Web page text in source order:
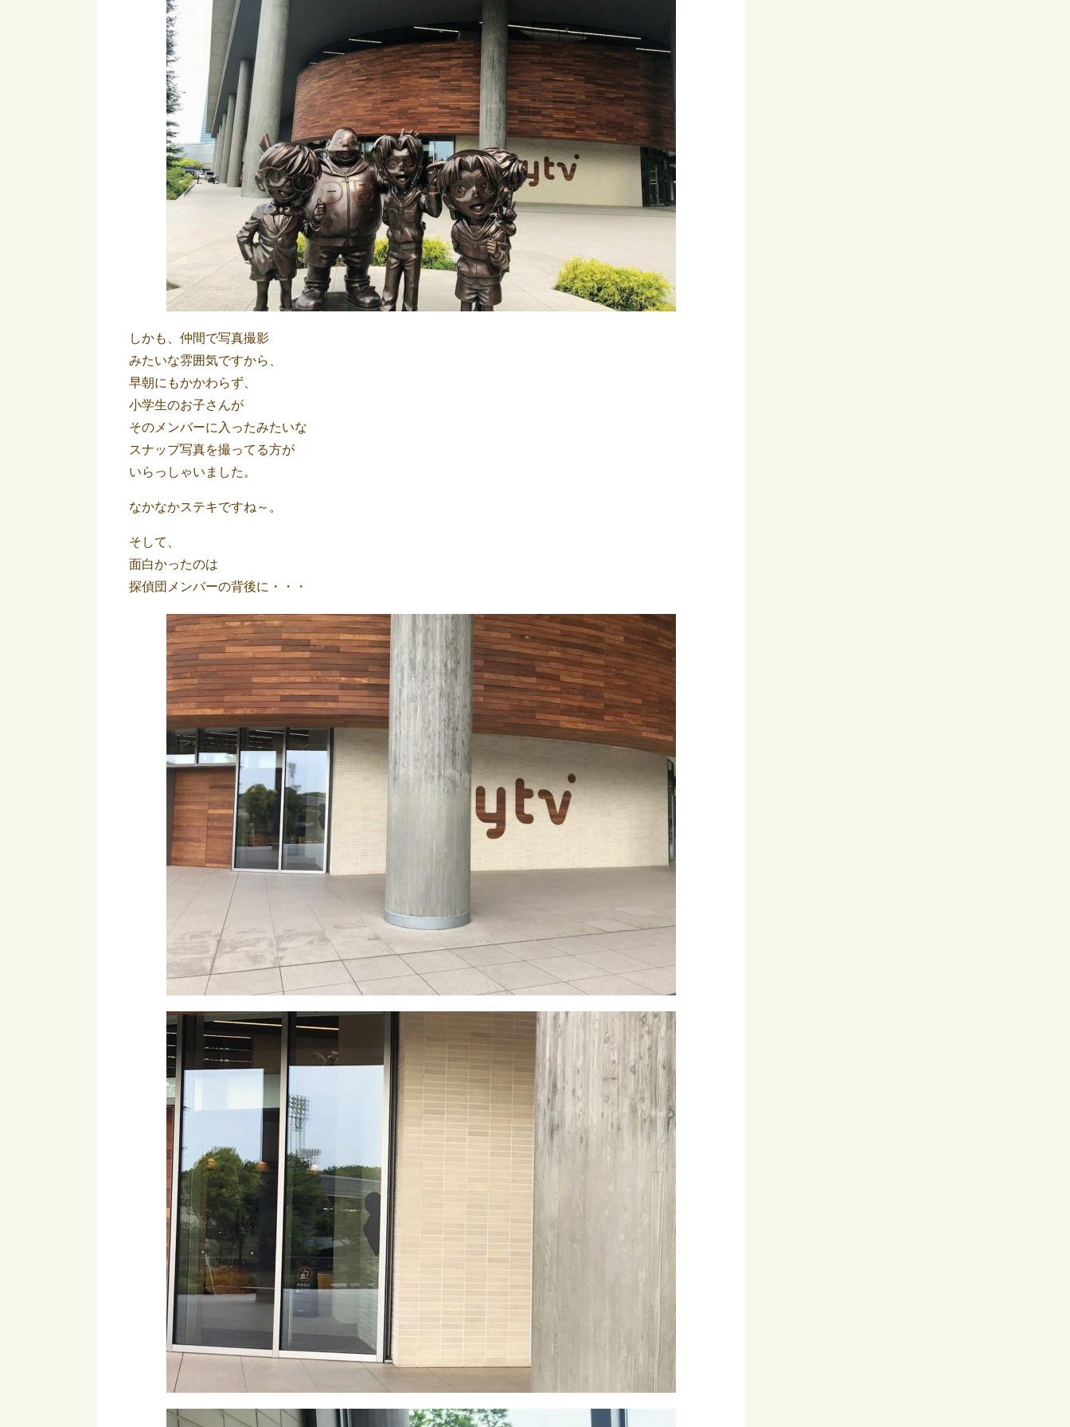
しかも、仲間で写真撮影
みたいな雰囲気ですから、
早朝にもかかわらず、
小学生のお子さんが
そのメンバーに入ったみたいな
スナップ写真を撮ってる方が
いらっしゃいました。
なかなかステキですね～。
そして、
面白かったのは
探偵団メンバーの背後に・・・